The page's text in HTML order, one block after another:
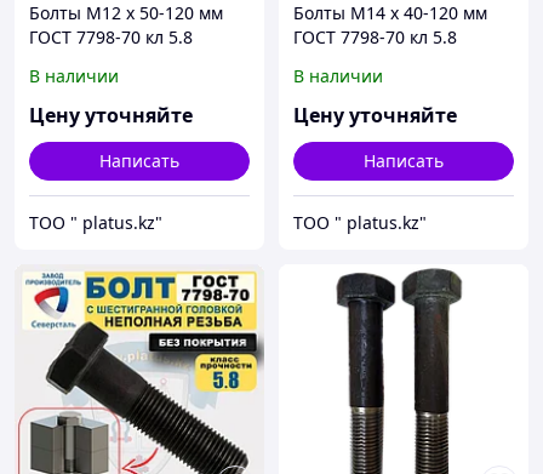
Болты М12 х 50-120 мм
ГОСТ 7798-70 кл 5.8
покрытия)
В наличии
Цену уточняйте
Написать
ТОО " platus.kz"
Болты М14 х 40-120 мм
ГОСТ 7798-70 кл 5.8
покрытия)
В наличии
Цену уточняйте
Написать
ТОО " platus.kz"